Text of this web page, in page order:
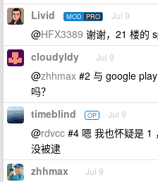
Livid MOD PRO Jul 9
@HFX3389 谢谢，21 楼的
cloudyldy Jul 9
@zhhmax #2 与 google
吗？
timeblind OP Jul 9
@rdvcc #4 嗯 我也怀疑是 1
没被逮
zhhmax Jul 9